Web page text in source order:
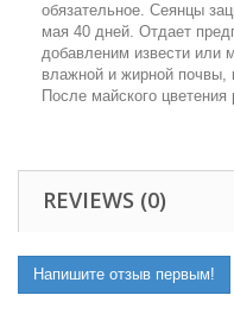
обязательное. Сеянцы
мая 40 дней. Отдает
добавленим извести или
влажной и жирной почвы,
После майского цветения
REVIEWS (0)
Напишите отзыв первым!